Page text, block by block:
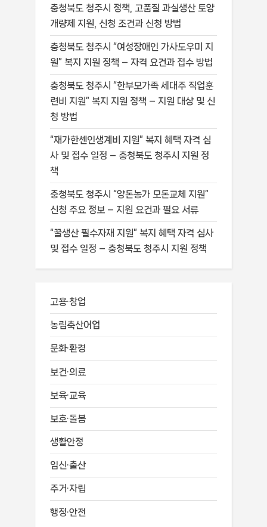
충청북도 청주시 정책, 고품질 과실생산 토양
개량제 지원, 신청 조건과 신청 방법
충청북도 청주시 “여성장애인 가사도우미 지
원” 복지 지원 정책 – 자격 요건과 접수 방법
충청북도 청주시 “한부모가족 세대주 직업훈
련비 지원” 복지 지원 정책 – 지원 대상 및 신
청 방법
“재가한센인생계비 지원” 복지 혜택 자격 심
사 및 접수 일정 – 충청북도 청주시 지원 정
책
충청북도 청주시 “양돈농가 모돈교체 지원”
신청 주요 정보 – 지원 요건과 필요 서류
“꿀생산 필수자재 지원” 복지 혜택 자격 심사
및 접수 일정 – 충청북도 청주시 지원 정책
고용·창업
농림축산어업
문화·환경
보건·의료
보육·교육
보호·돌봄
생활안정
임신·출산
주거·자립
행정·안전